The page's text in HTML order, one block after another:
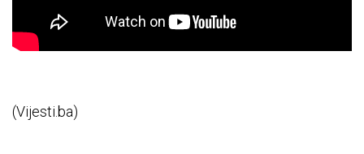
(Vijesti.ba)